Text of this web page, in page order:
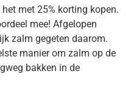
met 25% korting kopen.
mee! Afgelopen
zalm gegeten daarom.
manier om zalm op de
bakken in de